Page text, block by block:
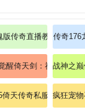
：绝版圣战腰带隐
版传奇直播教学道士召
传奇176
龙力士的要领！
醒倚天剑：神兵现世
战神之
倚天传奇私服: 依据经
疯狂宠物